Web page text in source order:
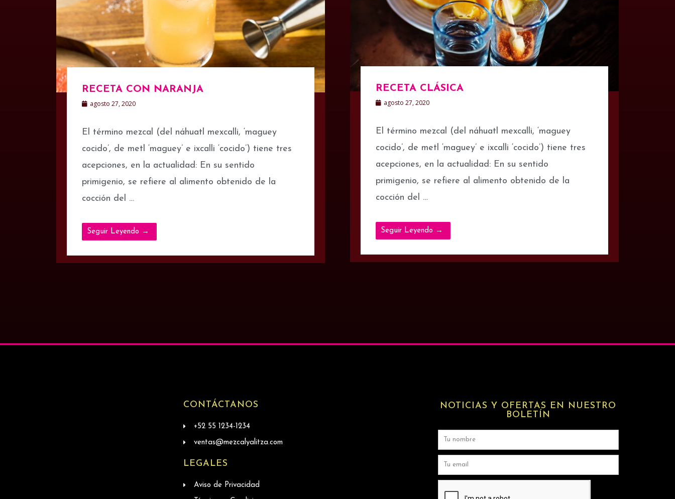
RECETA CON NARANJA
agosto 27, 2020
El término mezcal (del náhuatl mexcalli, ‘maguey
cocido’, de metl ‘maguey’ e ixcalli ‘cocido’) tiene tres
acepciones, en la actualidad: En su sentido
primigenio, se refiere al alimento obtenido de la
cocción del …
Seguir Leyendo →
RECETA CLÁSICA
agosto 27, 2020
El término mezcal (del náhuatl mexcalli, ‘maguey
cocido’, de metl ‘maguey’ e ixcalli ‘cocido’) tiene tres
acepciones, en la actualidad: En su sentido
primigenio, se refiere al alimento obtenido de la
cocción del …
Seguir Leyendo →
CONTÁCTANOS
+52 55 1234-1234
ventas@mezcalyalitza.com
LEGALES
Aviso de Privacidad
NOTICIAS Y OFERTAS EN NUESTRO
BOLETÍN